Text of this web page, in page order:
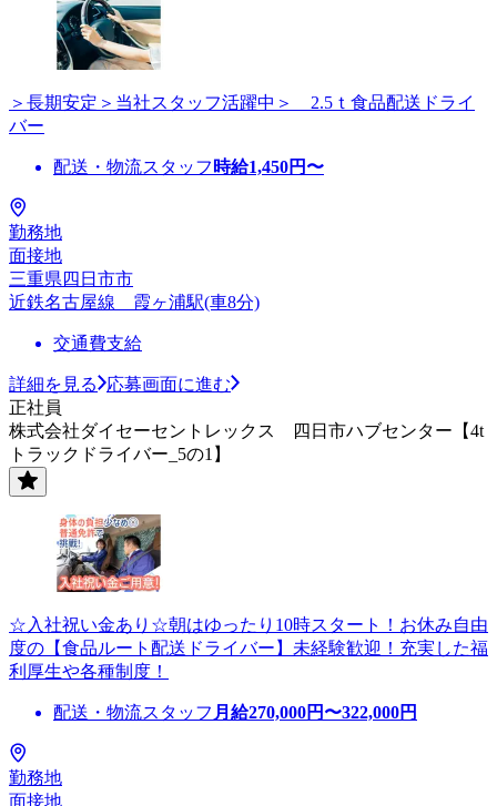
＞長期安定＞当社スタッフ活躍中＞ 2.5ｔ食品配送ドライ
バー
配送・物流スタッフ 時給1,450円〜
勤務地
面接地
三重県四日市市
近鉄名古屋線 霞ヶ浦駅(車8分)
交通費支給
詳細を見る
応募画面に進む
正社員
株式会社ダイセーセントレックス 四日市ハブセンター【4t
トラックドライバー_5の1】
☆入社祝い金あり☆朝はゆったり10時スタート！お休み自由
度の【食品ルート配送ドライバー】未経験歓迎！充実した福
利厚生や各種制度！
配送・物流スタッフ 月給270,000円〜322,000円
勤務地
面接地